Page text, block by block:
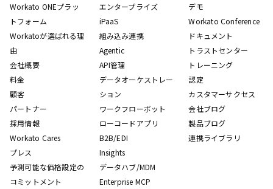
Workato ONEプラッ
トフォーム
Workatoが選ばれる理
由
会社概要
料金
顧客
パートナー
採用情報
Workato Cares
プレス
予測可能な価格設定の
コミットメント
エンタープライズ
iPaaS
組み込み連携
Agentic
API管理
データオーケストレー
ション
ワークフローボット
ローコードアプリ
B2B/EDI
Insights
データハブ/MDM
Enterprise MCP
デモ
Workato Conference
ドキュメント
トラストセンター
トレーニング
認定
カスタマーサクセス
会社ブログ
製品ブログ
連携ライブラリ